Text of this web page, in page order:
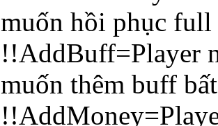
muốn hồi phục full
!!AddBuff=Player
muốn thêm buff